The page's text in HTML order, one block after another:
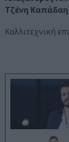
Τζένη Καπάδαη
Καλλιτεχνική